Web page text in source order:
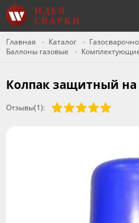
Главная Каталог
Баллоны газовые
Колпак защитный
Отзывы(1):